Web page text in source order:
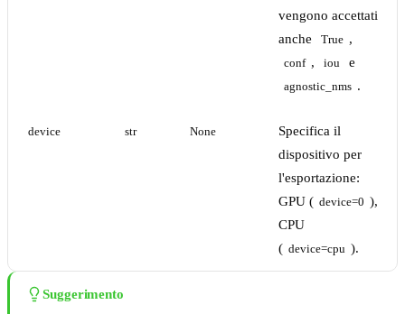
vengono accettati
anche
True ,
conf , iou e
agnostic_nms .
device str None
Specifica il
dispositivo per
l'esportazione:
GPU ( device=0 ),
CPU
( device=cpu ).
Suggerimento